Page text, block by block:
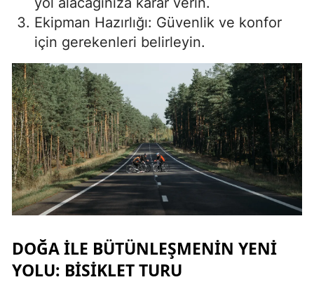
Malatya
Manisa
Kahramanmaraş
Mardin
Muğla
Muş
Nevşehir
Ordu
Ekipman Hazırlığı: Güvenlik ve konfor
için gerekenleri belirleyin.
DOĞA ILE BÜTÜNLEŞMENIN YENI
YOLU: BISIKLET TURU